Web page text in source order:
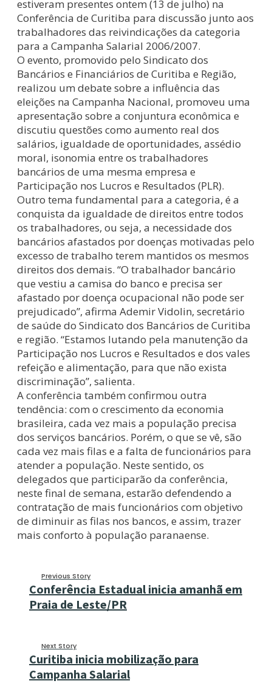
estiveram presentes ontem (13 de julho) na
Conferência de Curitiba para discussão junto aos
trabalhadores das reivindicações da categoria
para a Campanha Salarial 2006/2007.
O evento, promovido pelo Sindicato dos
Bancários e Financiários de Curitiba e Região,
realizou um debate sobre a influência das
eleições na Campanha Nacional, promoveu uma
apresentação sobre a conjuntura econômica e
discutiu questões como aumento real dos
salários, igualdade de oportunidades, assédio
moral, isonomia entre os trabalhadores
bancários de uma mesma empresa e
Participação nos Lucros e Resultados (PLR).
Outro tema fundamental para a categoria, é a
conquista da igualdade de direitos entre todos
os trabalhadores, ou seja, a necessidade dos
bancários afastados por doenças motivadas pelo
excesso de trabalho terem mantidos os mesmos
direitos dos demais. “O trabalhador bancário
que vestiu a camisa do banco e precisa ser
afastado por doença ocupacional não pode ser
prejudicado”, afirma Ademir Vidolin, secretário
de saúde do Sindicato dos Bancários de Curitiba
e região. “Estamos lutando pela manutenção da
Participação nos Lucros e Resultados e dos vales
refeição e alimentação, para que não exista
discriminação”, salienta.
A conferência também confirmou outra
tendência: com o crescimento da economia
brasileira, cada vez mais a população precisa
dos serviços bancários. Porém, o que se vê, são
cada vez mais filas e a falta de funcionários para
atender a população. Neste sentido, os
delegados que participarão da conferência,
neste final de semana, estarão defendendo a
contratação de mais funcionários com objetivo
de diminuir as filas nos bancos, e assim, trazer
mais conforto à população paranaense.
Previous Story
Conferência Estadual inicia amanhã em
Praia de Leste/PR
Next Story
Curitiba inicia mobilização para
Campanha Salarial